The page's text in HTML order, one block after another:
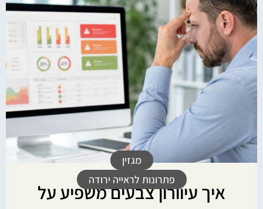
מגזין
פתרונות לראייה ירודה
איך עיוורון צבעים משפיע על